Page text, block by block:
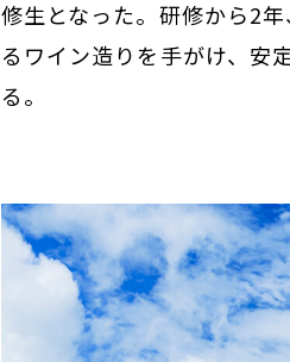
修生となった。研修から2
るワイン造りを手がけ、安
る。